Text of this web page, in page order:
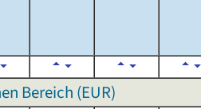
Bereich (EUR)